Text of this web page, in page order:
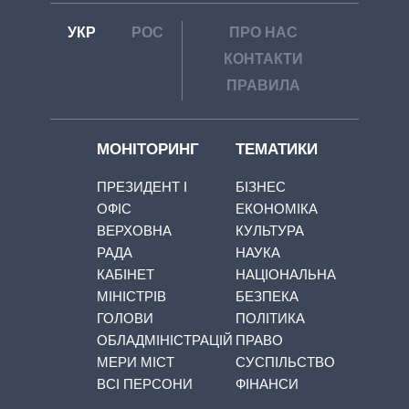
УКР РОС
ПРО НАС
КОНТАКТИ
ПРАВИЛА
МОНІТОРИНГ
ПРЕЗИДЕНТ І
ОФІС
ВЕРХОВНА
РАДА
КАБІНЕТ
МІНІСТРІВ
ГОЛОВИ
ОБЛАДМІНІСТРАЦІЙ
МЕРИ МІСТ
ВСІ ПЕРСОНИ
ТЕМАТИКИ
БІЗНЕС
ЕКОНОМІКА
КУЛЬТУРА
НАУКА
НАЦІОНАЛЬНА
БЕЗПЕКА
ПОЛІТИКА
ПРАВО
СУСПІЛЬСТВО
ФІНАНСИ